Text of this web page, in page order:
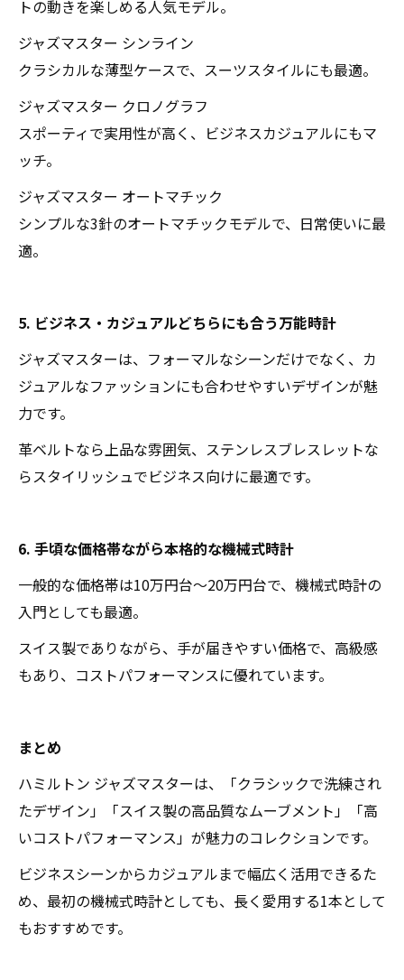
トの動きを楽しめる人気モデル。
ジャズマスター シンライン
クラシカルな薄型ケースで、スーツスタイルにも最適。
ジャズマスター クロノグラフ
スポーティで実用性が高く、ビジネスカジュアルにもマ
ッチ。
ジャズマスター オートマチック
シンプルな3針のオートマチックモデルで、日常使いに最
適。
5. ビジネス・カジュアルどちらにも合う万能時計
ジャズマスターは、フォーマルなシーンだけでなく、カ
ジュアルなファッションにも合わせやすいデザインが魅
力です。
革ベルトなら上品な雰囲気、ステンレスブレスレットな
らスタイリッシュでビジネス向けに最適です。
6. 手頃な価格帯ながら本格的な機械式時計
一般的な価格帯は10万円台～20万円台で、機械式時計の
入門としても最適。
スイス製でありながら、手が届きやすい価格で、高級感
もあり、コストパフォーマンスに優れています。
まとめ
ハミルトン ジャズマスターは、「クラシックで洗練され
たデザイン」「スイス製の高品質なムーブメント」「高
いコストパフォーマンス」が魅力のコレクションです。
ビジネスシーンからカジュアルまで幅広く活用できるた
め、最初の機械式時計としても、長く愛用する1本として
もおすすめです。